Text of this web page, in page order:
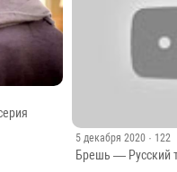
4.20